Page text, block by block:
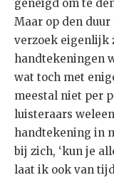
geneigd om te
Maar op den
verzoek eigenlijk
handtekeningen
wat toch met
meestal niet per
luisteraars
handtekening in
bij zich, ‘kun je
laat ik ook van